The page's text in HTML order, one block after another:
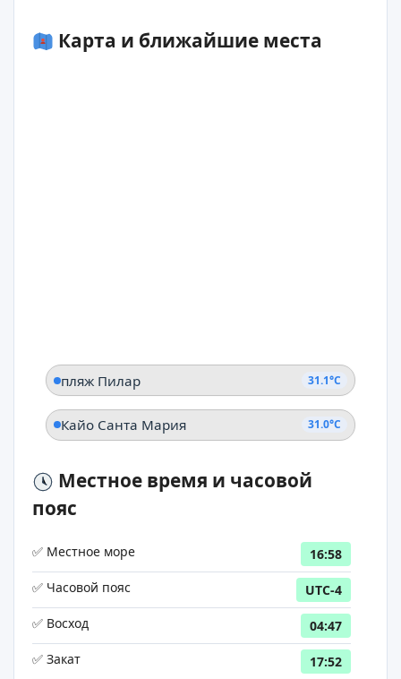
Карта и ближайшие места
пляж Пилар 31.1°C
Кайо Санта Мария 31.0°C
Местное время и часовой
пояс
✅ Местное море
16:58
✅ Часовой пояс
UTC-4
✅ Восход
04:47
✅ Закат
17:52